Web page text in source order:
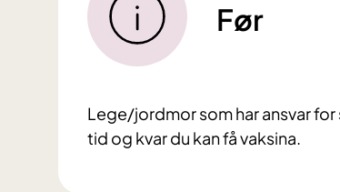
Før
Lege/jordmor som har ansvar
tid og kvar du kan få vaksina.